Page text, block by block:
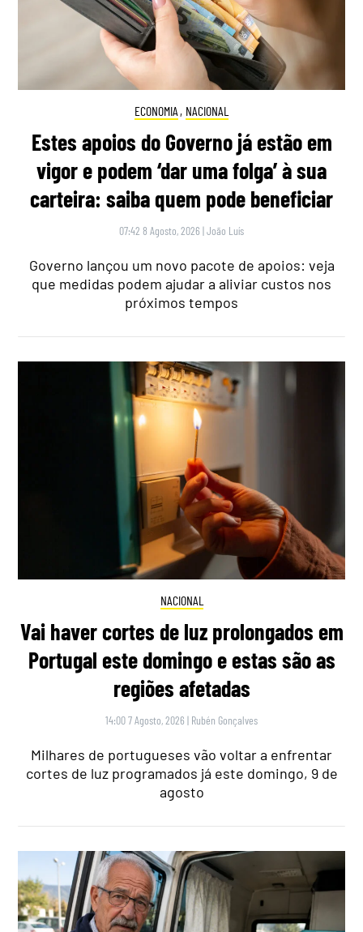
ECONOMIA , NACIONAL
Estes apoios do Governo já estão em
vigor e podem ‘dar uma folga’ à sua
carteira: saiba quem pode beneficiar
07:42 8 Agosto, 2026 |João Luís
Governo lançou um novo pacote de apoios: veja
que medidas podem ajudar a aliviar custos nos
próximos tempos
NACIONAL
Vai haver cortes de luz prolongados em
Portugal este domingo e estas são as
regiões afetadas
14:00 7 Agosto, 2026 | Rubén Gonçalves
Milhares de portugueses vão voltar a enfrentar
cortes de luz programados já este domingo, 9 de
agosto